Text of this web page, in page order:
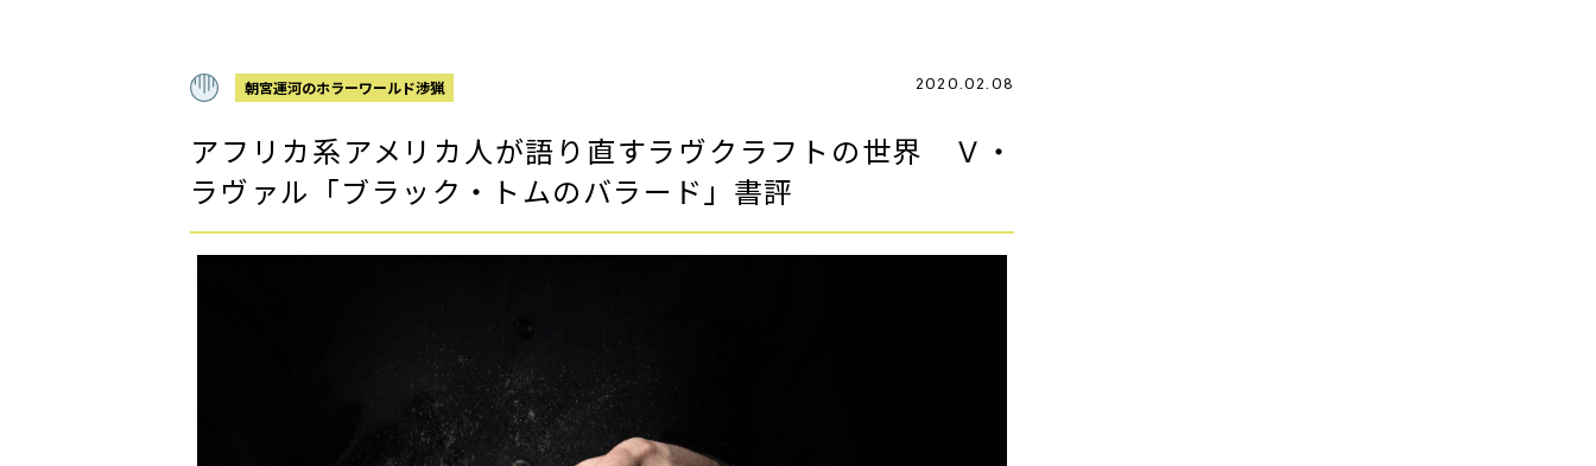
朝宮運河のホラーワールド渉猟 2020.02.08
アフリカ系アメリカ人が語り直すラヴクラフトの世界 Ｖ・
ラヴァル「ブラック・トムのバラード」書評